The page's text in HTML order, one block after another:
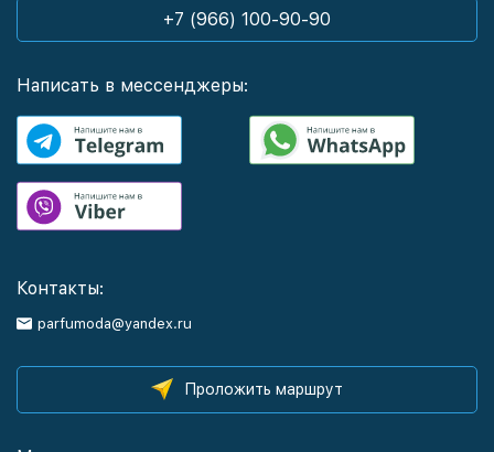
+7 (966) 100-90-90
Написать в мессенджеры:
Контакты:
parfumoda@yandex.ru
Проложить маршрут